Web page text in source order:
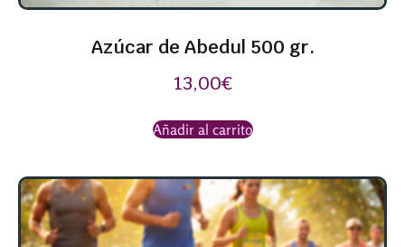
Azúcar de Abedul 500 gr.
13,00€
Añadir al carrito